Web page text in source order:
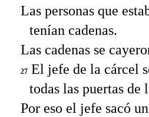
Las personas que
tenían cadenas.
Las cadenas se
27 El jefe de la cárcel
todas las puertas de
Por eso el jefe sacó